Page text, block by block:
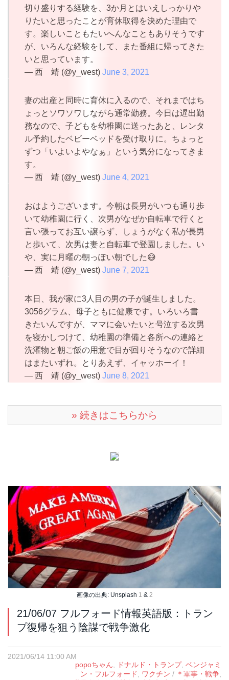
切り盛りする経験を、3か月とはいえしっかりや
りたいと思ったことが育休取得を決めた理由で
す。楽しいこともたいへんなこともありそうです
が、いろんな経験をして、また番組に帰ってきた
いと思っています。
— 西 靖 (@y_west) June 3, 2021
妻の出産と同時に育休に入るので、それまではち
ょっとソワソワしながら通常勤務。今日は遅出勤
務なので、子どもを幼稚園に送ったあと、レンタ
ル予約したベビーベッドを受け取りに。ちょっと
ずつ「いよいよやなぁ」という気分になってきま
す。
— 西 靖 (@y_west) June 4, 2021
おはようございます。今朝は長男がいつも通り歩
いて幼稚園に行く、次男がなぜか自転車で行くと
言い張ってお互い譲らず、しょうがなく私が長男
と歩いて、次男は妻と自転車で登園しました。い
や、実に月曜の朝っぽい朝でした😅
— 西 靖 (@y_west) June 7, 2021
本日、我が家に3人目の男の子が誕生しました。
3056グラム、母子ともに健康です。いろいろ書
きたいんですが、ママに会いたいと号泣する次男
を寝かしつけて、幼稚園の準備と各所への連絡と
洗濯物と朝ご飯の用意で目が回りそうなので詳細
はまたいずれ。とりあえず、イャッホーイ！
— 西 靖 (@y_west) June 8, 2021
» 続きはこちらから
画像の出典: Unsplash 1 & 2
21/06/07 フルフォード情報英語版：トラン
プ復帰を狙う陰謀で戦争激化
2021/06/14 11:00 AM
popoちゃん, ドナルド・トランプ, ベンジャミ
ン・フルフォード, ワクチン / ＊軍事・戦争,